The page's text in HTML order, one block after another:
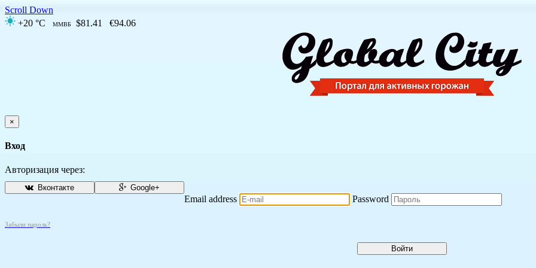
Scroll Down
+20 °C
ММВБ $81.41 €94.06
×
Вход
Авторизация через:
Вконтакте Google+
Email address Password
Забыли пароль?
Войти